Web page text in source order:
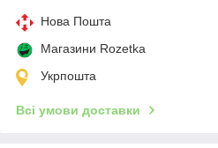
Нова Пошта
Магазини Rozetka
Укрпошта
Всі умови доставки